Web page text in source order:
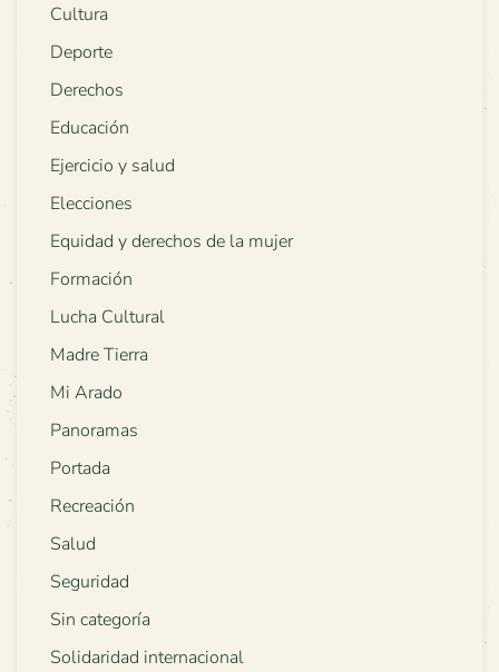
Cultura
Deporte
Derechos
Educación
Ejercicio y salud
Elecciones
Equidad y derechos de la mujer
Formación
Lucha Cultural
Madre Tierra
Mi Arado
Panoramas
Portada
Recreación
Salud
Seguridad
Sin categoría
Solidaridad internacional